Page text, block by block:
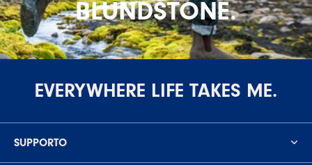
BLUNDSTONE.
EVERYWHERE LIFE TAKES ME.
SUPPORTO